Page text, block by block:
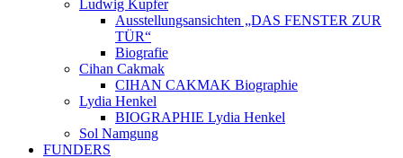
Ludwig Kupfer
Ausstellungsansichten „DAS FENSTER ZUR
TÜR“
Biografie
Cihan Cakmak
CIHAN CAKMAK Biographie
Lydia Henkel
BIOGRAPHIE Lydia Henkel
Sol Namgung
FUNDERS